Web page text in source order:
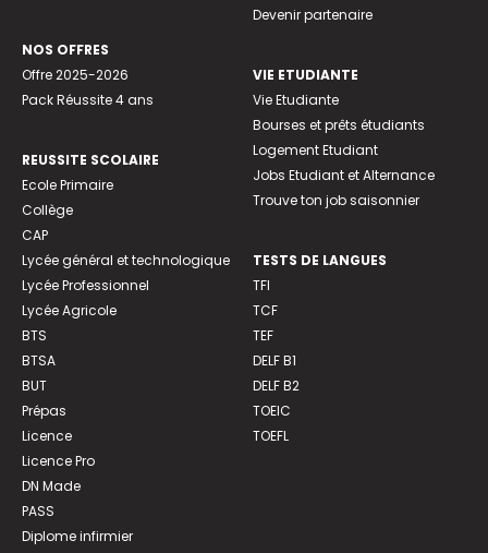
NOS OFFRES
Offre 2025-2026
Pack Réussite 4 ans
REUSSITE SCOLAIRE
Ecole Primaire
Collège
CAP
Lycée général et technologique
Lycée Professionnel
Lycée Agricole
BTS
BTSA
BUT
Prépas
Licence
Licence Pro
DN Made
PASS
Diplome infirmier
Devenir partenaire
VIE ETUDIANTE
Vie Etudiante
Bourses et prêts étudiants
Logement Etudiant
Jobs Etudiant et Alternance
Trouve ton job saisonnier
TESTS DE LANGUES
TFI
TCF
TEF
DELF B1
DELF B2
TOEIC
TOEFL